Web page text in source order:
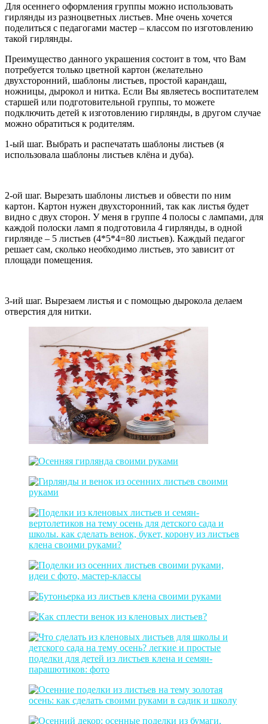
Для осеннего оформления группы можно использовать
гирлянды из разноцветных листьев. Мне очень хочется
поделиться с педагогами мастер – классом по изготовлению
такой гирлянды.
Преимущество данного украшения состоит в том, что Вам
потребуется только цветной картон (желательно
двухсторонний, шаблоны листьев, простой карандаш,
ножницы, дырокол и нитка. Если Вы являетесь воспитателем
старшей или подготовительной группы, то можете
подключить детей к изготовлению гирлянды, в другом случае
можно обратиться к родителям.
1-ый шаг. Выбрать и распечатать шаблоны листьев (я
использовала шаблоны листьев клёна и дуба).
2-ой шаг. Вырезать шаблоны листьев и обвести по ним
картон. Картон нужен двухсторонний, так как листья будет
видно с двух сторон. У меня в группе 4 полосы с лампами, для
каждой полоски ламп я подготовила 4 гирлянды, в одной
гирлянде – 5 листьев (4*5*4=80 листьев). Каждый педагог
решает сам, сколько необходимо листьев, это зависит от
площади помещения.
3-ий шаг. Вырезаем листья и с помощью дырокола делаем
отверстия для нитки.